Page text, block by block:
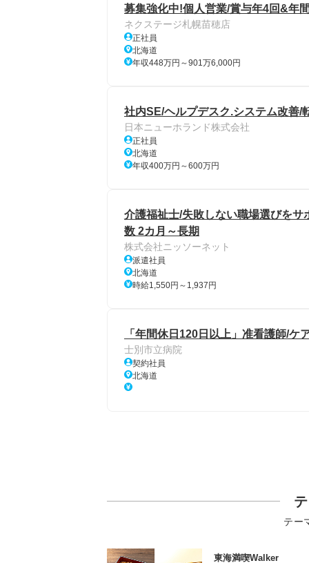
募集強化中!個人営業/賞与年4回&年
ネクステージ札幌苗穂店
正社員
北海道
年収448万円～901万6,000円
社内SE/ヘルプデスク.システム改善/
日本ニューホランド株式会社
正社員
北海道
年収400万円～600万円
介護福祉士/失敗しない職場選びを
数 2カ月～長期
株式会社ニッソーネット
派遣社員
北海道
時給1,550円～1,937円
「年間休日120日以上」准看護師/ケ
士別市立病院
契約社員
北海道
テー
東海満喫Walker